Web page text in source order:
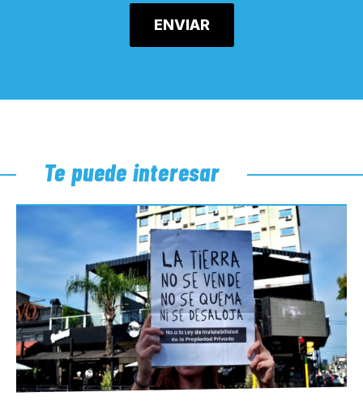
Te puede interesar